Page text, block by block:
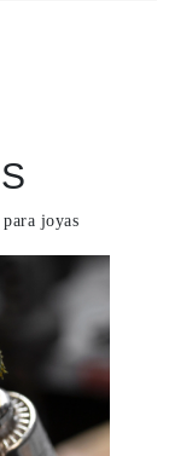
joyas